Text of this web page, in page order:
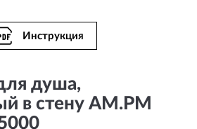
Инструкция
душа,
в стену AM.PM